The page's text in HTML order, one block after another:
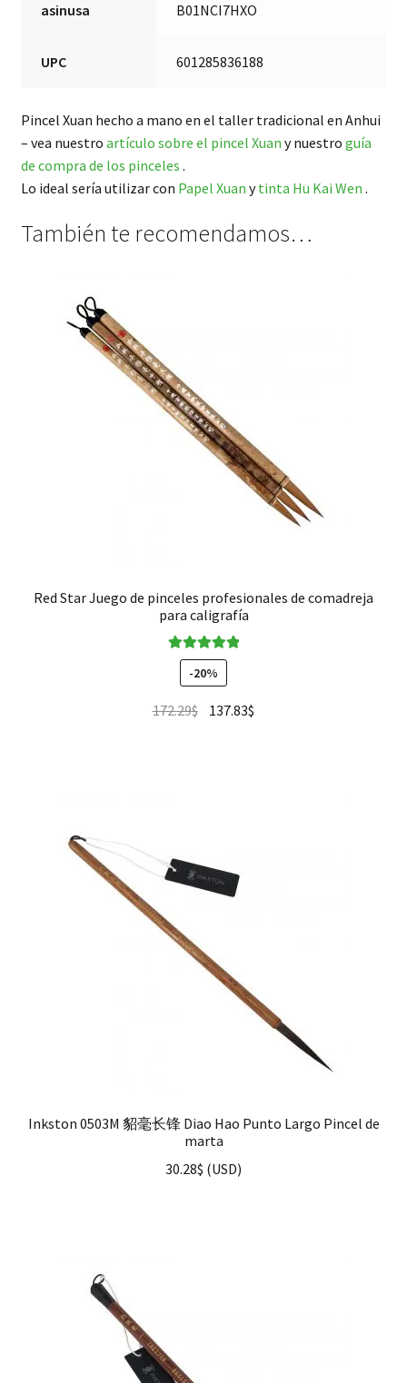
asinusa B01NCI7HXO
UPC 601285836188
Pincel Xuan hecho a mano en el taller tradicional en Anhui
– vea nuestro artículo sobre el pincel Xuan y nuestro guía
de compra de los pinceles .
Lo ideal sería utilizar con Papel Xuan ytinta Hu Kai Wen .
También te recomendamos…
Red Star Juego de pinceles profesionales de comadreja
para caligrafía
Valorado en
5.00de 5
-20%
172.29$ 137.83$
Inkston 0503M 貂毫长锋 Diao Hao Punto Largo Pincel de
marta
30.28$ (USD)